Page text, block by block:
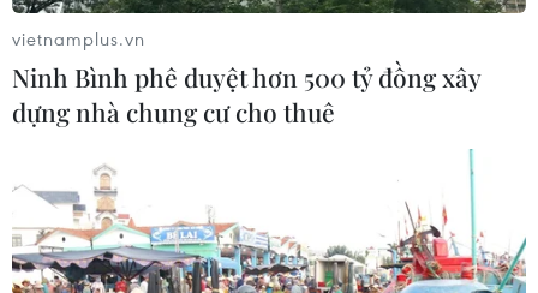
liên quan đường dây cá độ bóng đá
05/08/2026 03:25
Cẩn trọng với thủ đoạn giả danh, đặt
04/08/2026 14:55
vietnamplus.vn
Ninh Bình phê duyệt hơn 500 tỷ đồng xây
dựng nhà chung cư cho thuê